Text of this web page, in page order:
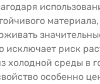
исключает риск
холодной среды в
особенно